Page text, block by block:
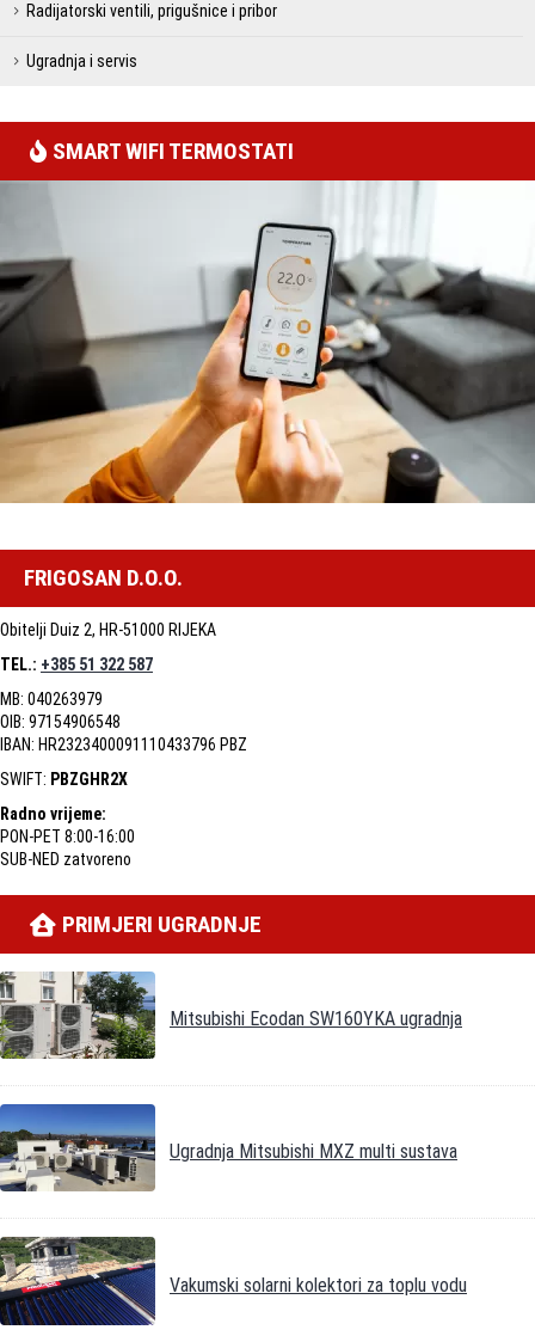
Radijatorski ventili, prigušnice i pribor
Ugradnja i servis
SMART WIFI TERMOSTATI
FRIGOSAN D.O.O.
Obitelji Duiz 2, HR-51000 RIJEKA
TEL.: +385 51 322 587
MB: 040263979
OIB: 97154906548
IBAN: HR2323400091110433796 PBZ
SWIFT: PBZGHR2X
Radno vrijeme:
PON-PET 8:00-16:00
SUB-NED zatvoreno
PRIMJERI UGRADNJE
Mitsubishi Ecodan SW160YKA ugradnja
Ugradnja Mitsubishi MXZ multi sustava
Vakumski solarni kolektori za toplu vodu